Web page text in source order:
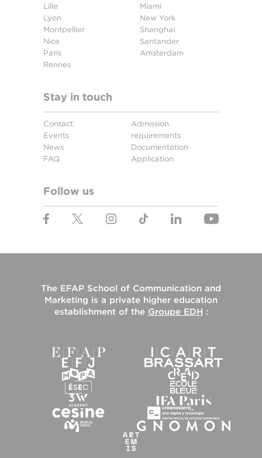
Lille
Lyon
Montpellier
Nice
Paris
Rennes
Miami
New York
Shanghai
Santander
Amsterdam
Stay in touch
Contact
Events
News
FAQ
Admission
requirements
Documentation
Application
Follow us
The EFAP School of Communication and
Marketing is a private higher education
establishment of the Groupe EDH :